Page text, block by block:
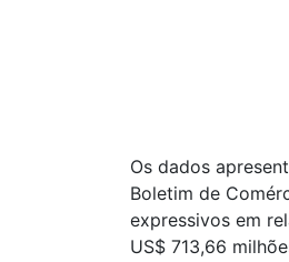
Os dados
Boletim de
expressivos em
US$ 713,66